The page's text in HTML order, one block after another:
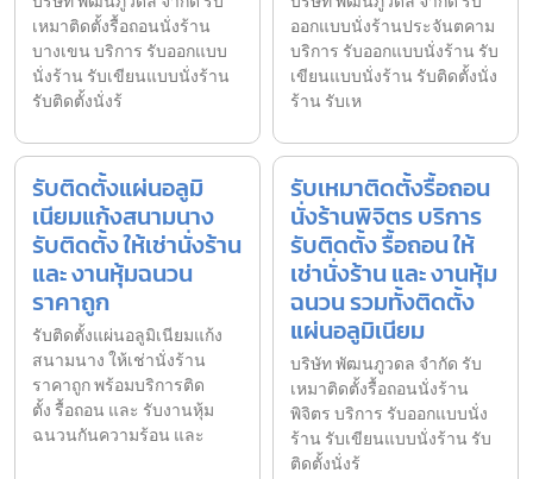
เหมาติดตั้งรื้อถอนนั่งร้าน
บางเขน บริการ รับออกแบบ
นั่งร้าน รับเขียนแบบนั่งร้าน
รับติดตั้งนั่งร้
ออกแบบนั่งร้านประจันตคาม
บริการ รับออกแบบนั่งร้าน รับ
เขียนแบบนั่งร้าน รับติดตั้งนั่ง
ร้าน รับเห
รับติดตั้งแผ่นอลูมิ
เนียมแก้งสนามนาง
รับติดตั้ง ให้เช่านั่งร้าน
และ งานหุ้มฉนวน
ราคาถูก
รับติดตั้งแผ่นอลูมิเนียมแก้ง
สนามนาง ให้เช่านั่งร้าน
ราคาถูก พร้อมบริการติด
ตั้ง รื้อถอน และ รับงานหุ้ม
ฉนวนกันความร้อน และ
รับเหมาติดตั้งรื้อถอน
นั่งร้านพิจิตร บริการ
รับติดตั้ง รื้อถอน ให้
เช่านั่งร้าน และ งานหุ้ม
ฉนวน รวมทั้งติดตั้ง
แผ่นอลูมิเนียม
บริษัท พัฒนภูวดล จำกัด รับ
เหมาติดตั้งรื้อถอนนั่งร้าน
พิจิตร บริการ รับออกแบบนั่ง
ร้าน รับเขียนแบบนั่งร้าน รับ
ติดตั้งนั่งร้